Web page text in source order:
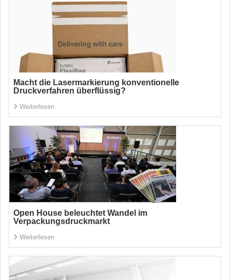
Macht die Lasermarkierung konventionelle
Druckverfahren überflüssig?
Weiterlesen
Open House beleuchtet Wandel im
Verpackungsdruckmarkt
Weiterlesen